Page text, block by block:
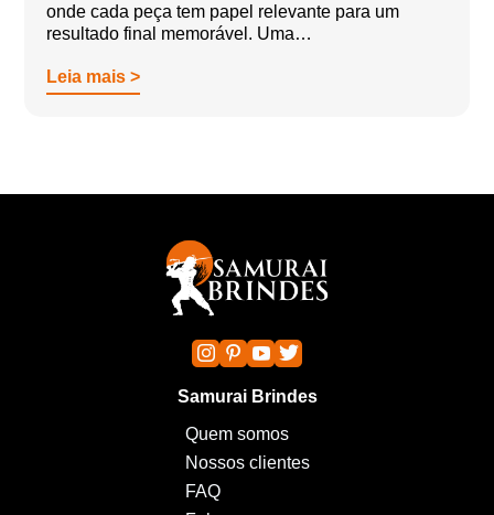
onde cada peça tem papel relevante para um
resultado final memorável. Uma…
Leia mais >
Samurai Brindes
Quem somos
Nossos clientes
FAQ